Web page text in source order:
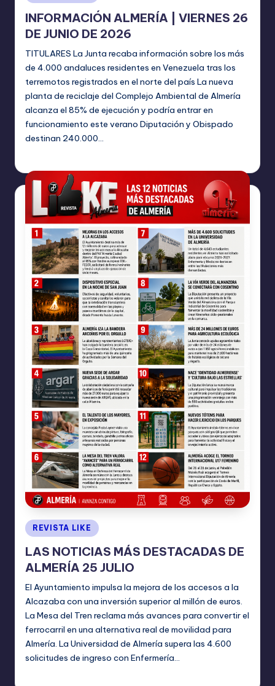
en
INFORMACIÓN ALMERÍA | VIERNES 26
DE JUNIO DE 2026
TITULARES La Junta recaba información sobre los más
de 4.000 andaluces residentes en Venezuela tras los
terremotos registrados en el norte del país La nueva
planta de reciclaje del Complejo Ambiental de Almería
alcanza el 85% de ejecución y podría entrar en
funcionamiento este verano Diputación y Obispado
destinan 240.000…
Publicado
en
REVISTA LIKE
LAS NOTICIAS MÁS DESTACADAS DE
ALMERÍA 25 JULIO
El Ayuntamiento impulsa la mejora de los accesos a la
Alcazaba con una inversión superior al millón de euros.
La Mesa del Tren reclama más avances para convertir el
ferrocarril en una alternativa real de movilidad para
Almería. La Universidad de Almería supera las 4.600
solicitudes de ingreso con Enfermería…